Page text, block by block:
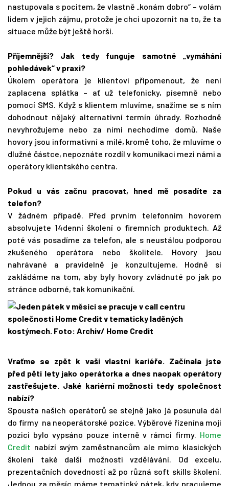
nastupovala s pocitem, že vlastně „konám dobro“ – volám
lidem v jejich zájmu, protože je chci upozornit na to, že ta
situace může být ještě horší.
Příjemnější? Jak tedy funguje samotné „vymáhání
pohledávek“ v praxi?
Úkolem operátora je klientovi připomenout, že není
zaplacena splátka – ať už telefonicky, písemně nebo
pomocí SMS. Když s klientem mluvíme, snažíme se s ním
dohodnout nějaký alternativní termín úhrady. Rozhodně
nevyhrožujeme nebo za nimi nechodíme domů. Naše
hovory jsou informativní a milé, kromě toho, že mluvíme o
dlužné částce, nepoznáte rozdíl v komunikaci mezi námi a
operátory klientského centra.
Pokud u vás začnu pracovat, hned mě posadíte za
telefon?
V žádném případě. Před prvním telefonním hovorem
absolvujete 14denní školení o firemních produktech. Až
poté vás posadíme za telefon, ale s neustálou podporou
zkušeného operátora nebo školitele. Hovory jsou
nahrávané a pravidelně je konzultujeme. Hodně si
zakládáme na tom, aby byly hovory zvládnuté po jak po
stránce odborné, tak komunikační.
Vraťme se zpět k vaší vlastní kariéře. Začínala jste
před pěti lety jako operátorka a dnes naopak operátory
zastřešujete. Jaké kariérní možnosti tedy společnost
nabízí?
Spousta našich operátorů se stejně jako já posunula dál
do firmy na neoperátorské pozice. Výběrové řízenína moji
pozici bylo vypsáno pouze interně v rámci firmy. Home
Credit nabízí svým zaměstnancům ale mimo klasických
školení také další možnosti vzdělávání. Od excelu,
prezentačních dovedností až po různá soft skills školení.
Jednou za měsíc máme tematický pátek, kdy pracujeme